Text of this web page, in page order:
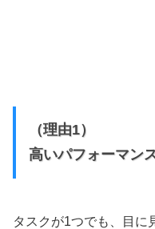
（理由1）
高いパフォーマン
タスクが1つでも、目に